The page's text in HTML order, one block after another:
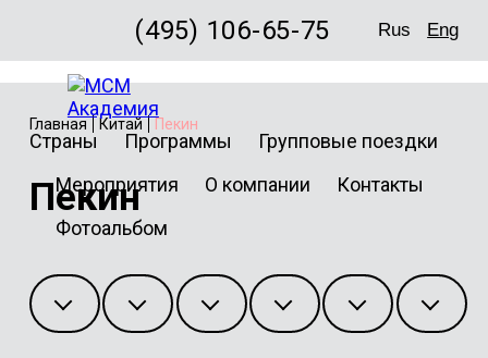
(495) 106-65-75 Rus Eng
Страны Программы
Групповые поездки
Мероприятия
О компании
Контакты
Фотоальбом
Главная Китай Пекин
Пекин